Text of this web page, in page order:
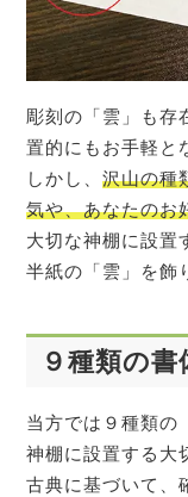
彫刻の「雲」も存
置的にもお手軽と
しかし、沢山の種
気や、あなたのお
大切な神棚に設置
半紙の「雲」を
９種類の
当方では９種類の
神棚に設置する大
古典に基づいて、